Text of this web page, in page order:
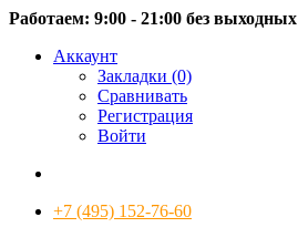
Работаем: 9:00 - 21:00 без выходных
Аккаунт
Закладки (0)
Сравнивать
Регистрация
Войти
+7 (495) 152-76-60